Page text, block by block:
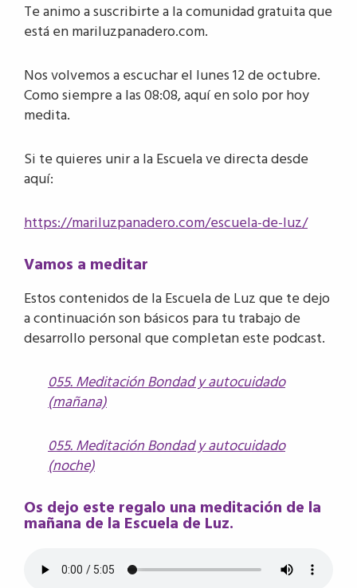
Te animo a suscribirte a la comunidad gratuita que
está en mariluzpanadero.com.
Nos volvemos a escuchar el lunes 12 de octubre.
Como siempre a las 08:08, aquí en solo por hoy
medita.
Si te quieres unir a la Escuela ve directa desde
aquí:
https://mariluzpanadero.com/escuela-de-luz/
Vamos a meditar
Estos contenidos de la Escuela de Luz que te dejo
a continuación son básicos para tu trabajo de
desarrollo personal que completan este podcast.
055. Meditación Bondad y autocuidado
(mañana)
055. Meditación Bondad y autocuidado
(noche)
Os dejo este regalo una meditación de la
mañana de la Escuela de Luz.